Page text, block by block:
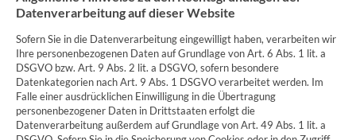
Datenverarbeitung auf dieser Website
Sofern Sie in die Datenverarbeitung eingewilligt haben, verarbeiten wir
Ihre personenbezogenen Daten auf Grundlage von Art. 6 Abs. 1 lit. a
DSGVO bzw. Art. 9 Abs. 2 lit. a DSGVO, sofern besondere
Datenkategorien nach Art. 9 Abs. 1 DSGVO verarbeitet werden. Im
Falle einer ausdrücklichen Einwilligung in die Übertragung
personenbezogener Daten in Drittstaaten erfolgt die
Datenverarbeitung außerdem auf Grundlage von Art. 49 Abs. 1 lit. a